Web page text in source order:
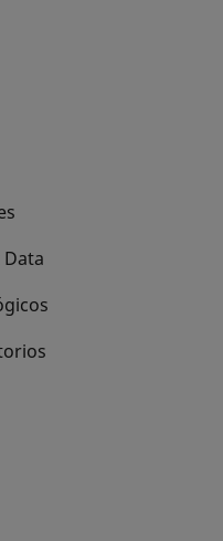
nueva
nueva